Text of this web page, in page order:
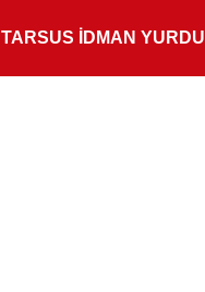
TARSUS İDMAN YURDU